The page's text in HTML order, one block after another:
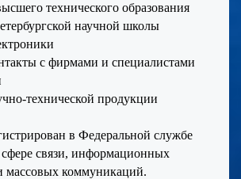
технического образования
научной школы
с фирмами и специалистами
технической продукции
в Федеральной службе
сфере связи, информационных
массовых коммуникаций.